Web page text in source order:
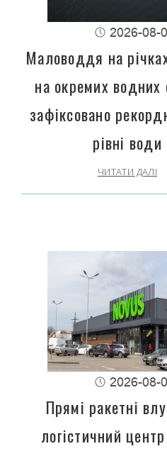
2026-08-
Маловоддя на
на окремих водних
зафіксовано
рівні води
ЧИТАТИ ДАЛІ
2026-08-
Прямі ракетні
логістичний